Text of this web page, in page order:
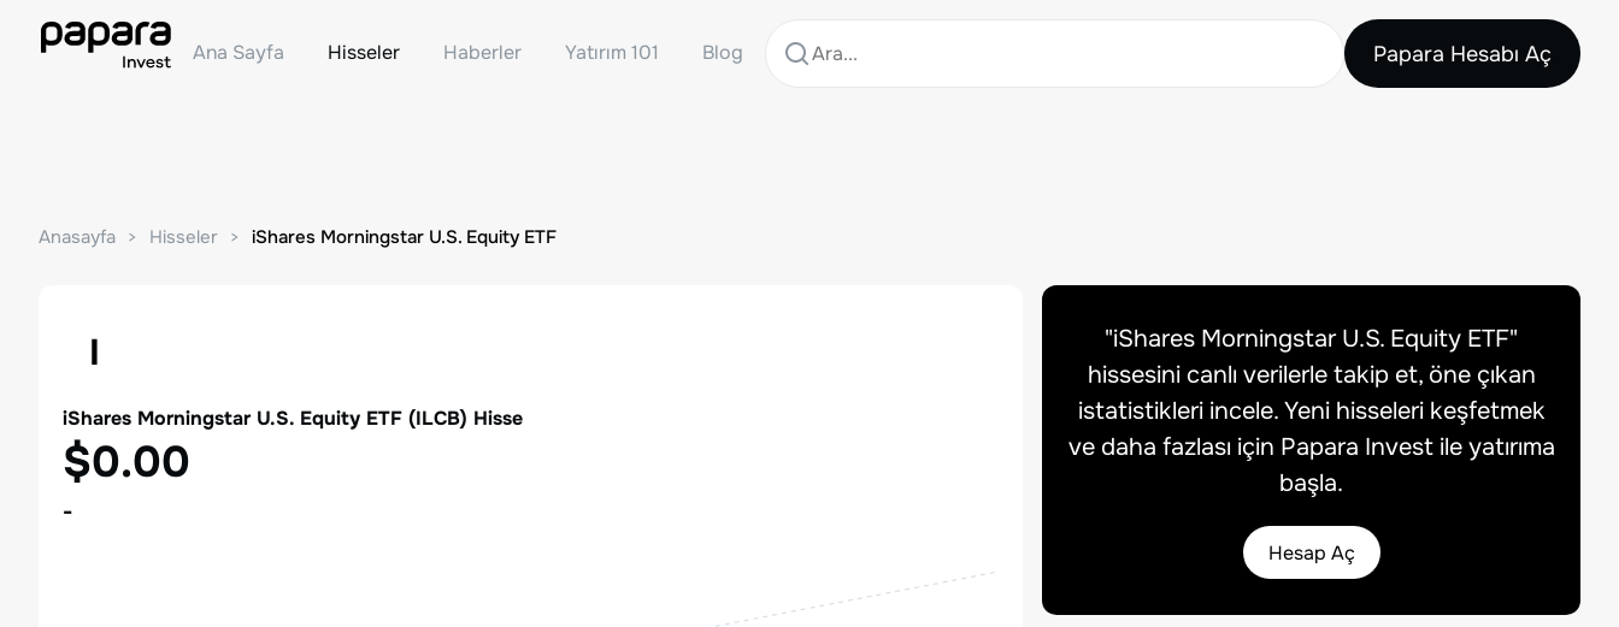
Ana Sayfa Hisseler Haberler Yatırım 101 Blog Papara Hesabı Aç
Anasayfa Hisseler iShares Morningstar U.S. Equity ETF
I
iShares Morningstar U.S. Equity ETF (ILCB) Hisse
$0.00
-
"iShares Morningstar U.S. Equity ETF"
hissesini canlı verilerle takip et, öne çıkan
istatistikleri incele. Yeni hisseleri keşfetmek
ve daha fazlası için Papara Invest ile yatırıma
başla.
Hesap Aç